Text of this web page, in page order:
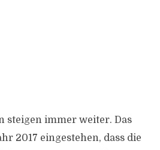
steigen immer weiter. Das
2017 eingestehen, dass die